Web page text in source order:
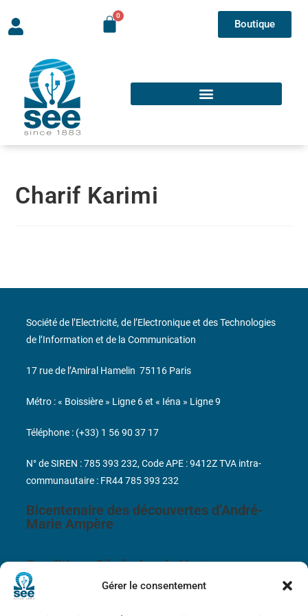
Gérer le consentement
Boutique
Charif Karimi
Bicentenaire des découvertes d’André-
Marie Ampère
Conditions Générales de Vente
Société de l’Electricité, de l’Electronique et des Technologies
de l’Information et de la Communication
17 rue de l’Amiral Hamelin 75116 Paris
Métro : « Boissière » Ligne 6 et « Iéna » Ligne 9
Téléphone : (+33) 1 56 90 37 17
N° de SIREN : 785 393 232, Code APE : 9412Z TVA intra-
communautaire : FR44 785 393 232